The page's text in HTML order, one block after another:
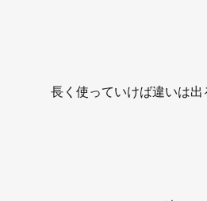
長く使っていけば違いは